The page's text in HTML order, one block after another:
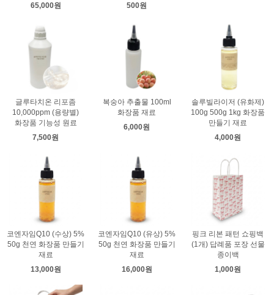
65,000원
500원
글루타치온 리포좀
10,000ppm (용량별)
화장품 기능성 원료
7,500원
복숭아 추출물 100ml
화장품 재료
6,000원
솔루빌라이저 (유화제)
100g 500g 1kg 화장품
만들기 재료
4,000원
코엔자임Q10 (수상) 5%
50g 천연 화장품 만들기
재료
13,000원
코엔자임Q10 (유상) 5%
50g 천연 화장품 만들기
재료
16,000원
핑크 리본 패턴 쇼핑백
(1개) 답례품 포장 선물
종이백
1,000원